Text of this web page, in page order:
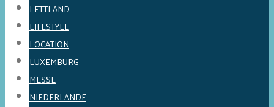
LETTLAND
LIFESTYLE
LOCATION
LUXEMBURG
MESSE
NIEDERLANDE